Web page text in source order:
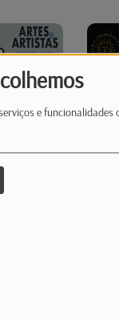
e